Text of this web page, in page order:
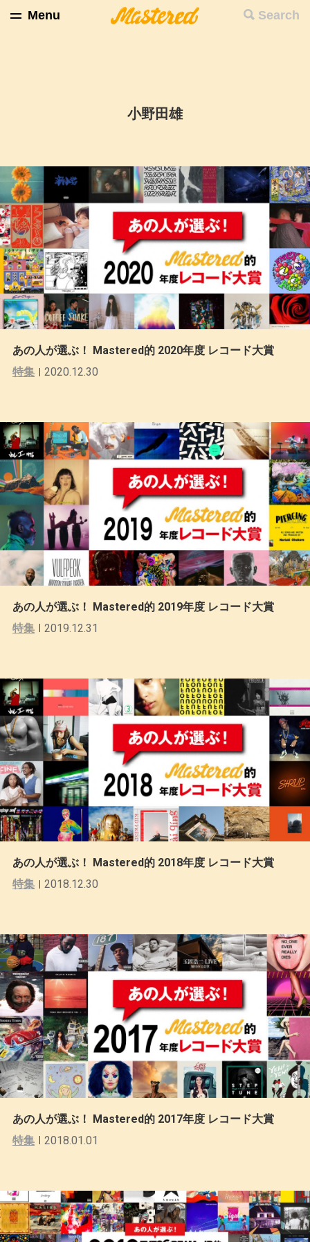
Search
Menu
小野田雄
あの人が選ぶ！ Mastered的 2020年度 レコード大賞
特集
2020.12.30
あの人が選ぶ！ Mastered的 2019年度 レコード大賞
特集
2019.12.31
あの人が選ぶ！ Mastered的 2018年度 レコード大賞
特集
2018.12.30
あの人が選ぶ！ Mastered的 2017年度 レコード大賞
特集
2018.01.01